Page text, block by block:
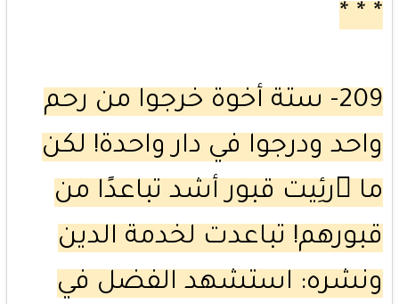
* * *
209- ستة أخوة خرجوا من رحم
واحد ودرجوا في دار واحدة! لكن
ما ُرئِيت قبور أشد تباعدًا من
قبورهم! تباعدت لخدمة الدين
ونشره: استشهد الفضل في